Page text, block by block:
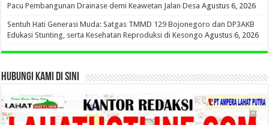
Pacu Pembangunan Drainase demi Keawetan Jalan Desa Agustus 6, 2026
Sentuh Hati Generasi Muda: Satgas TMMD 129 Bojonegoro dan DP3AKB
Edukasi Stunting, serta Kesehatan Reproduksi di Kesongo Agustus 6, 2026
HUBUNGI KAMI DI SINI